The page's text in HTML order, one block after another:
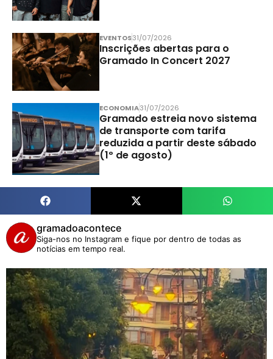
EVENTOS31/07/2026
Inscrições abertas para o
Gramado In Concert 2027
ECONOMIA31/07/2026
Gramado estreia novo sistema
de transporte com tarifa
reduzida a partir deste sábado
(1º de agosto)
gramadoacontece
Siga-nos no Instagram e fique por dentro de todas as
notícias em tempo real.